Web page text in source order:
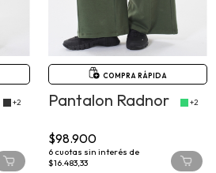
+2
COMPRA RÁPIDA
Pantalon Radnor +2
$98.900
6 cuotas sin interés de
$16.483,33